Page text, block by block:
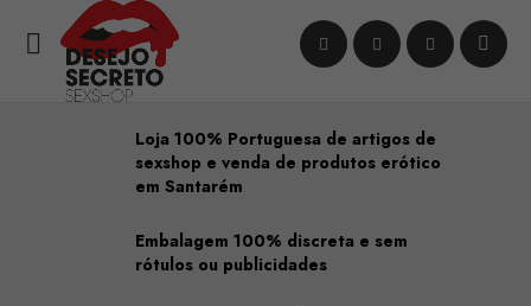

Loja 100% Portuguesa de artigos de
sexshop e venda de produtos erótico
em Santarém
Embalagem 100% discreta e sem
rótulos ou publicidades